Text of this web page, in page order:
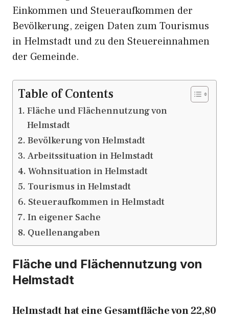
Einkommen und Steueraufkommen der
Bevölkerung, zeigen Daten zum Tourismus
in Helmstadt und zu den Steuereinnahmen
der Gemeinde.
Table of Contents
Fläche und Flächennutzung von
Helmstadt
Bevölkerung von Helmstadt
Arbeitssituation in Helmstadt
Wohnsituation in Helmstadt
Tourismus in Helmstadt
Steueraufkommen in Helmstadt
In eigener Sache
Quellenangaben
Fläche und Flächennutzung von
Helmstadt
Helmstadt hat eine Gesamtfläche von 22,80